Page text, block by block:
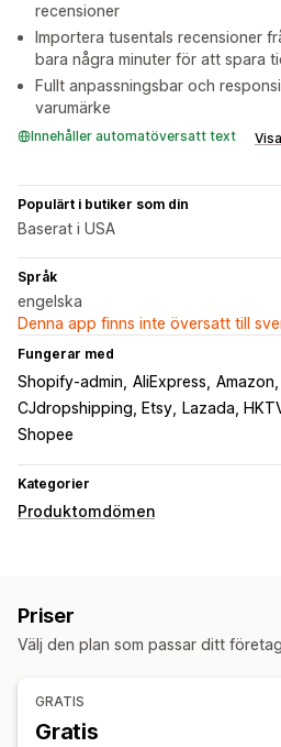
recensioner
Importera tusentals recensioner
bara några minuter för att spara
Fullt anpassningsbar och
varumärke
Innehåller automatöversatt text
Populärt i butiker som din
Baserat i USA
Språk
engelska
Denna app finns inte översatt till
Fungerar med
Shopify-admin AliExpress
CJdropshipping, Etsy
Lazada,
Shopee
Kategorier
Produktomdömen
Omröstningar
En sida med alla recensioner
Priser
Välj den plan som passar ditt
GRATIS
Gratis